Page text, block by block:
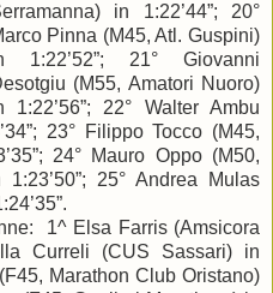
in 1:22’44”; 20°
Pinna (M45, Atl. Guspini)
1:22’52”; 21° Giovanni
(M55, Amatori Nuoro)
1:22’56”; 22° Walter Ambu
23° Filippo Tocco (M45,
24° Mauro Oppo (M50,
25° Andrea Mulas
1^ Elsa Farris (Amsicora
Curreli (CUS Sassari) in
Marathon Club Oristano)